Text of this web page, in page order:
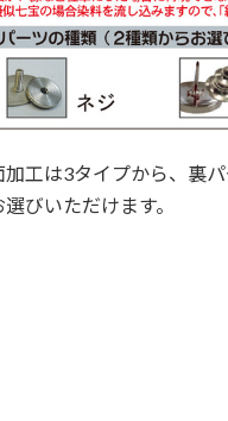
加工は3タイプから、裏
選びいただけます。